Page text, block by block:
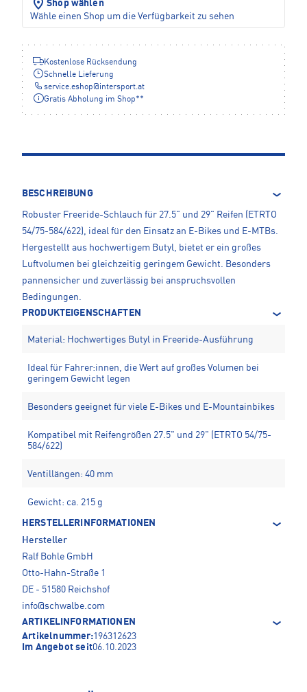
Shop wählen
Wähle einen Shop um die Verfügbarkeit zu sehen
Kostenlose Rücksendung
Schnelle Lieferung
service.eshop@intersport.at
Gratis Abholung im Shop**
BESCHREIBUNG
Robuster Freeride-Schlauch für 27.5" und 29" Reifen (ETRTO
54/75-584/622), ideal für den Einsatz an E-Bikes und E-MTBs.
Hergestellt aus hochwertigem Butyl, bietet er ein großes
Luftvolumen bei gleichzeitig geringem Gewicht. Besonders
pannensicher und zuverlässig bei anspruchsvollen
Bedingungen.
PRODUKTEIGENSCHAFTEN
Material: Hochwertiges Butyl in Freeride-Ausführung
Ideal für Fahrer:innen, die Wert auf großes Volumen bei
geringem Gewicht legen
Besonders geeignet für viele E-Bikes und E-Mountainbikes
Kompatibel mit Reifengrößen 27.5" und 29" (ETRTO 54/75-
584/622)
Ventillängen: 40 mm
Gewicht: ca. 215 g
HERSTELLERINFORMATIONEN
Hersteller
Ralf Bohle GmbH
Otto-Hahn-Straße 1
DE - 51580 Reichshof
info@schwalbe.com
ARTIKELINFORMATIONEN
Artikelnummer:196312623
Im Angebot seit06.10.2023